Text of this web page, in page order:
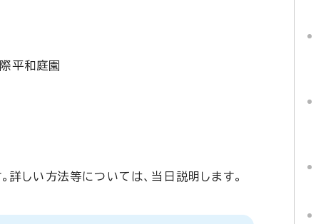
平和庭園
しい方法等については、当日説明します。